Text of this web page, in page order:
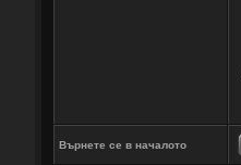
Върнете се в началото